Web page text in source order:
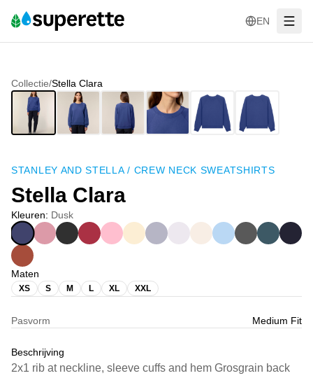
EN
Collectie/Stella Clara
STANLEY AND STELLA/ CREW NECK SWEATSHIRTS
Stella Clara
Kleuren: Dusk
Maten
XS S M L XL XXL
Pasvorm Medium Fit
Beschrijving
2x1 rib at neckline, sleeve cuffs and hem Grosgrain back